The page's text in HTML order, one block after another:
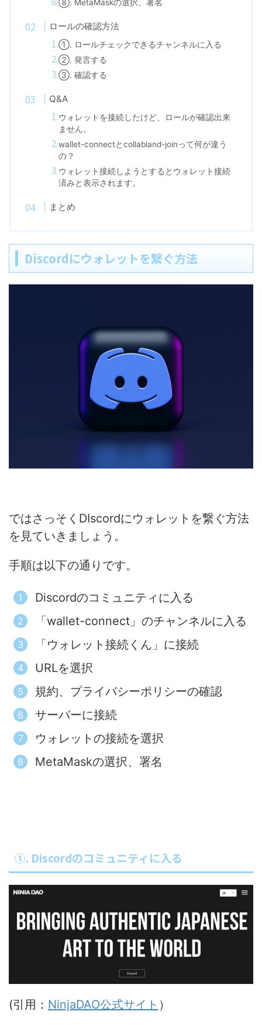
⑧. MetaMaskの選択、署名
ロールの確認方法
①. ロールチェックできるチャンネルに入る
②. 発言する
③. 確認する
Q&A
ウォレットを接続したけど、ロールが確認出来
ません。
wallet-connectとcollabland-joinって何が違う
の？
ウォレット接続しようとするとウォレット接続
済みと表示されます。
まとめ
Discordにウォレットを繋ぐ方法
ではさっそくDIscordにウォレットを繋ぐ方法
を見ていきましょう。
手順は以下の通りです。
Discordのコミュニティに入る
「wallet-connect」のチャンネルに入る
「ウォレット接続くん」に接続
URLを選択
規約、プライバシーポリシーの確認
サーバーに接続
ウォレットの接続を選択
MetaMaskの選択、署名
①. Discordのコミュニティに入る
(引用： NinjaDAO公式サイト ）